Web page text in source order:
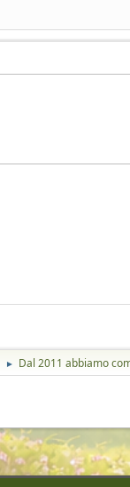
► Dal 2011 abbiamo